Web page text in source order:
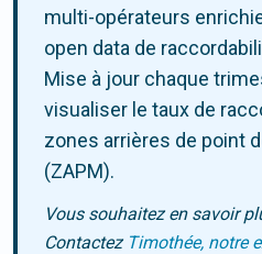
multi-opérateurs
open data de
Mise à jour chaque
visualiser le taux de
zones arrières de point
(ZAPM).
Vous souhaitez en savoir
Contactez Timothée, notre